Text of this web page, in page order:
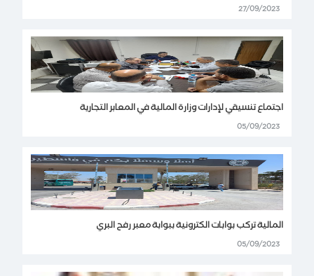
27/09/2023
اجتماع تنسيقي لإدارات وزارة المالية في المعابر التجارية
05/09/2023
المالية تركب بوابات الكترونية ببوابة معبر رفح البري
05/09/2023